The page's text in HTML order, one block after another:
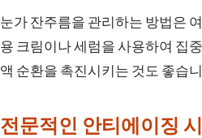
눈가 잔주름을 관리하는 방법은
용 크림이나 세럼을 사용하여 집
액 순환을 촉진시키는 것도 좋습
전문적인 안티에이징